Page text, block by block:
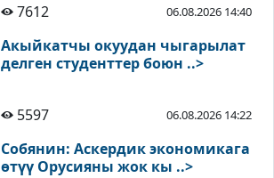
7612
06.08.2026 14:40
Акыйкатчы окуудан чыгарылат
делген студенттер боюн ..>
5597 06.08.2026 14:22
Собянин: Аскердик экономикага
өтүү Орусияны жок кы ..>